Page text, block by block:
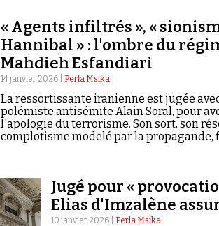
« Agents infiltrés », «
Hannibal » : l'ombre du
Mahdieh Esfandiari
14 janvier 2026 | Perla Msika
La ressortissante iranienne est jugée
polémiste antisémite Alain Soral, pour
l'apologie du terrorisme. Son sort, son
complotisme modelé par la
Jugé pour «
Elias d'Imzalène
10 janvier 2026 | Perla Msika